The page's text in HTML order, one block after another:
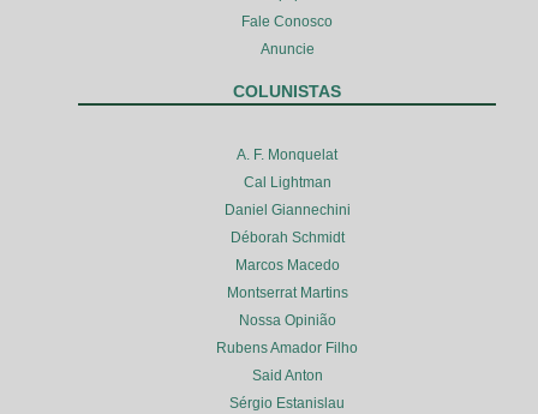
Fale Conosco
Anuncie
COLUNISTAS
A. F. Monquelat
Cal Lightman
Daniel Giannechini
Déborah Schmidt
Marcos Macedo
Montserrat Martins
Nossa Opinião
Rubens Amador Filho
Said Anton
Sérgio Estanislau